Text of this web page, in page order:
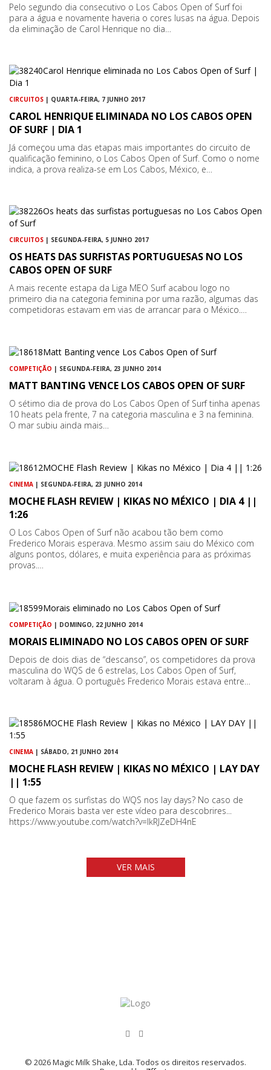
Pelo segundo dia consecutivo o Los Cabos Open of Surf foi
para a água e novamente haveria o cores lusas na água. Depois
da eliminação de Carol Henrique no dia…
CIRCUITOS | QUARTA-FEIRA, 7 JUNHO 2017
CAROL HENRIQUE ELIMINADA NO LOS CABOS OPEN
OF SURF | DIA 1
Já começou uma das etapas mais importantes do circuito de
qualificação feminino, o Los Cabos Open of Surf. Como o nome
indica, a prova realiza-se em Los Cabos, México, e…
CIRCUITOS | SEGUNDA-FEIRA, 5 JUNHO 2017
OS HEATS DAS SURFISTAS PORTUGUESAS NO LOS
CABOS OPEN OF SURF
A mais recente estapa da Liga MEO Surf acabou logo no
primeiro dia na categoria feminina por uma razão, algumas das
competidoras estavam em vias de arrancar para o México.…
COMPETIÇÃO | SEGUNDA-FEIRA, 23 JUNHO 2014
MATT BANTING VENCE LOS CABOS OPEN OF SURF
O sétimo dia de prova do Los Cabos Open of Surf tinha apenas
10 heats pela frente, 7 na categoria masculina e 3 na feminina.
O mar subiu ainda mais…
CINEMA | SEGUNDA-FEIRA, 23 JUNHO 2014
MOCHE FLASH REVIEW | KIKAS NO MÉXICO | DIA 4 ||
1:26
O Los Cabos Open of Surf não acabou tão bem como
Frederico Morais esperava. Mesmo assim saiu do México com
alguns pontos, dólares, e muita experiência para as próximas
provas.…
COMPETIÇÃO | DOMINGO, 22 JUNHO 2014
MORAIS ELIMINADO NO LOS CABOS OPEN OF SURF
Depois de dois dias de “descanso”, os competidores da prova
masculina do WQS de 6 estrelas, Los Cabos Open of Surf,
voltaram à água. O português Frederico Morais estava entre…
CINEMA | SÁBADO, 21 JUNHO 2014
MOCHE FLASH REVIEW | KIKAS NO MÉXICO | LAY DAY
|| 1:55
O que fazem os surfistas do WQS nos lay days? No caso de
Frederico Morais basta ver este vídeo para descobrires...
https://www.youtube.com/watch?v=IkRJZeDH4nE
VER MAIS
© 2026 Magic Milk Shake, Lda. Todos os direitos reservados.